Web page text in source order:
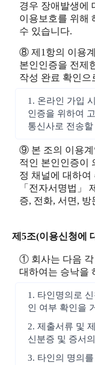
경우 장애발생에
이용보호를 위해
수 있습니다.
⑧ 제1항의 이용
본인인증을 전제
작성 완료 확인으
1. 온라인 가입
인증을 위하여
통신사로 전송
⑨ 본 조의 이용계
적인 본인인증이
정 채널에 대하여
「전자서명법」
증, 전화, 서면,
제5조(이용신청에
① 회사는 다음 각
대하여는 승낙을
1. 타인명의로
인 여부 확인을
2. 제출서류 및
신분증 및 증서
3. 타인의 명의